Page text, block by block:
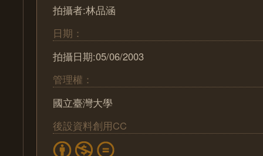
拍攝者:林品涵
日期：
拍攝日期:05/06/2003
管理權：
國立臺灣大學
後設資料創用CC